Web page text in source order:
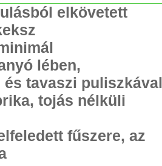
elkövetett
lében,
tavaszi puliszkával
tojás nélküli
fűszere, az